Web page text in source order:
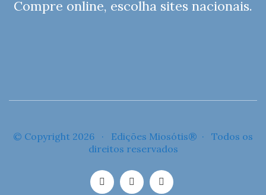
Compre online, escolha sites nacionais.
© Copyright 2026 · Edições Miosótis® · Todos os
direitos reservados